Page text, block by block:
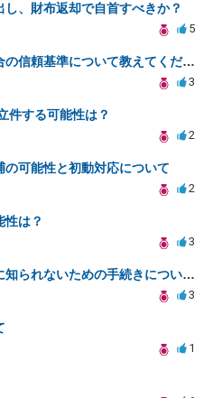
、財布返却で自首すべきか？
5
弁護士の意見が異なる場合の信頼基準について教えてください
3
件する可能性は？
2
可能性と初動対応について
2
性は？
3
書類送検後の対応と家族に知られないための手続きについて相談
3
1